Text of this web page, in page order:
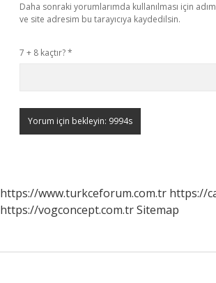
Daha sonraki yorumlarımda kullanılması için
ve site adresim bu tarayıcıya kaydedilsin.
7 + 8 kaçtır?*
https://www.turkceforum.com.tr https://
https://vogconcept.com.trSitemap